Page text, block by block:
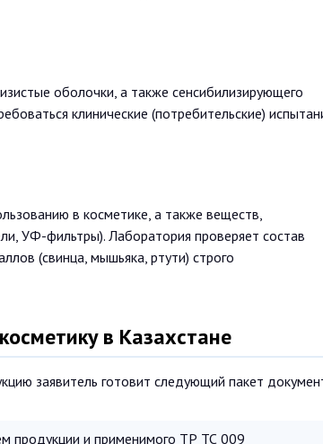
оболочки, а также сенсибилизирующего
клинические (потребительские)
в косметике, а также веществ,
УФ-фильтры). Лаборатория проверяет состав
(свинца, мышьяка, ртути) строго
в Казахстане
заявитель готовит следующий пакет
продукции и применимого ТР ТС 009